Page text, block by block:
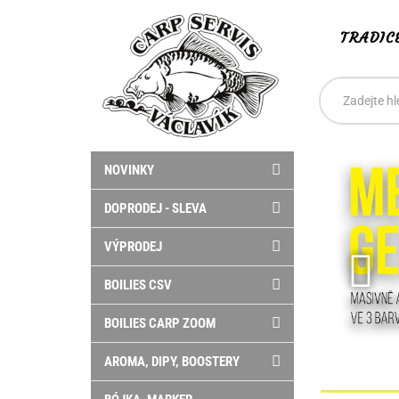
Vyhledávání
Hledat
NOVINKY
DOPRODEJ - SLEVA
VÝPRODEJ
BOILIES CSV
BOILIES CARP ZOOM
AROMA, DIPY, BOOSTERY